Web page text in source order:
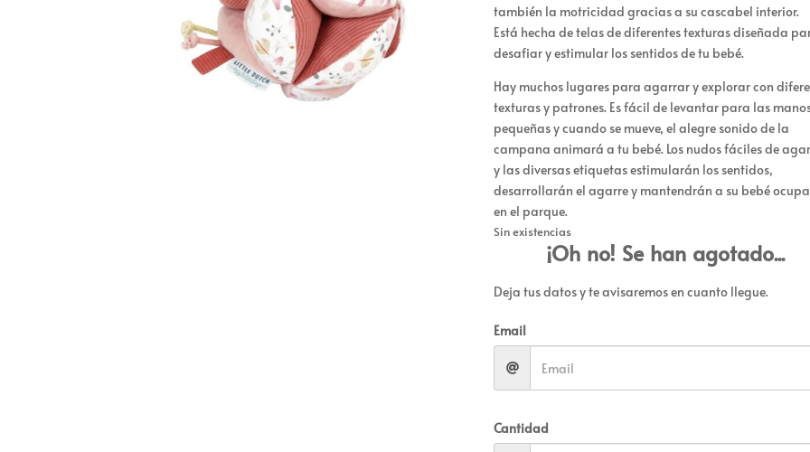
también la motricidad gracias a su cascabel interior.
Está hecha de telas de diferentes texturas diseñada
desafiar y estimular los sentidos de tu bebé.
Hay muchos lugares para agarrar y explorar con
texturas y patrones. Es fácil de levantar para las
pequeñas y cuando se mueve, el alegre sonido de la
campana animará a tu bebé. Los nudos fáciles de
y las diversas etiquetas estimularán los sentidos,
desarrollarán el agarre y mantendrán a su bebé
en el parque.
Sin existencias
¡Oh no! Se han agotado...
Deja tus datos y te avisaremos en cuanto llegue.
Email
Cantidad